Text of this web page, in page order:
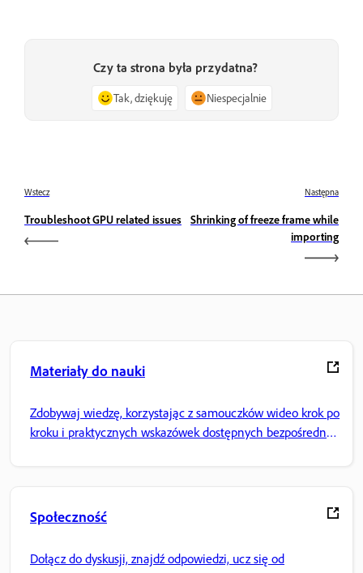
Czy ta strona była przydatna?
Tak, dziękuję Niespecjalnie
Wstecz
Troubleshoot GPU related issues
Następna
Shrinking of freeze frame while
importing
Materiały do nauki
Zdobywaj wiedzę, korzystając z samouczków wideo krok po
kroku i praktycznych wskazówek dostępnych bezpośrednio
Społeczność
Dołącz do dyskusji, znajdź odpowiedzi, ucz się od